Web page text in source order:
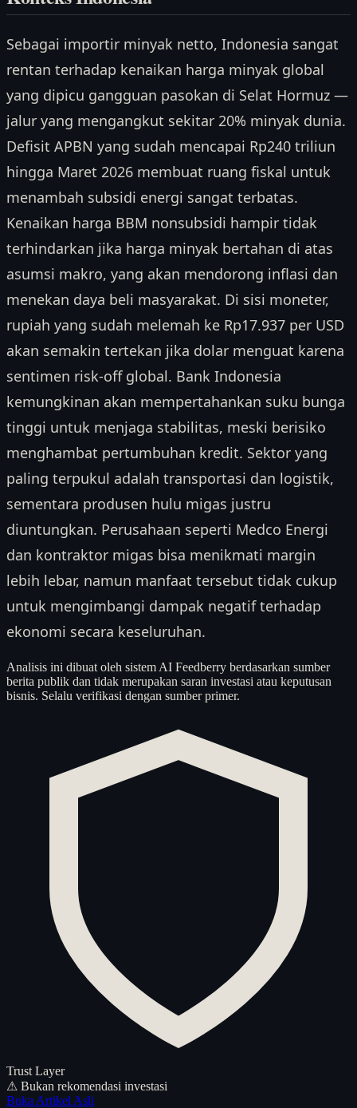
Sebagai importir minyak netto, Indonesia sangat
rentan terhadap kenaikan harga minyak global
yang dipicu gangguan pasokan di Selat Hormuz —
jalur yang mengangkut sekitar 20% minyak dunia.
Defisit APBN yang sudah mencapai Rp240 triliun
hingga Maret 2026 membuat ruang fiskal untuk
menambah subsidi energi sangat terbatas.
Kenaikan harga BBM nonsubsidi hampir tidak
terhindarkan jika harga minyak bertahan di atas
asumsi makro, yang akan mendorong inflasi dan
menekan daya beli masyarakat. Di sisi moneter,
rupiah yang sudah melemah ke Rp17.937 per USD
akan semakin tertekan jika dolar menguat karena
sentimen risk-off global. Bank Indonesia
kemungkinan akan mempertahankan suku bunga
tinggi untuk menjaga stabilitas, meski berisiko
menghambat pertumbuhan kredit. Sektor yang
paling terpukul adalah transportasi dan logistik,
sementara produsen hulu migas justru
diuntungkan. Perusahaan seperti Medco Energi
dan kontraktor migas bisa menikmati margin
lebih lebar, namun manfaat tersebut tidak cukup
untuk mengimbangi dampak negatif terhadap
ekonomi secara keseluruhan.
Analisis ini dibuat oleh sistem AI Feedberry berdasarkan sumber
berita publik dan tidak merupakan saran investasi atau keputusan
bisnis. Selalu verifikasi dengan sumber primer.
Trust Layer
⚠ Bukan rekomendasi investasi
Buka Artikel Asli